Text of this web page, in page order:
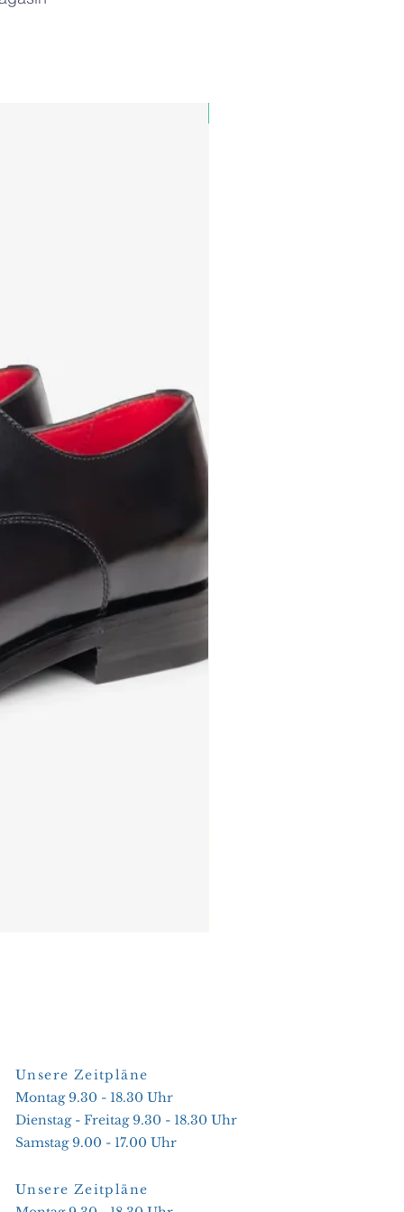
Unsere Zeitpläne
Montag 9.30 - 18.30 Uhr
Dienstag - Freitag 9.30 - 18.30 Uhr
Samstag 9.00 - 17.00 Uhr
Unsere Zeitpläne